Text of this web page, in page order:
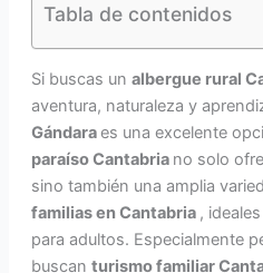
Tabla de contenidos
Si buscas un albergue rural
aventura, naturaleza y
Gándaraes una excelente
paraíso Cantabria no solo
sino también una amplia
familias en Cantabria ,
para adultos. Especialmente
buscan turismo familiar